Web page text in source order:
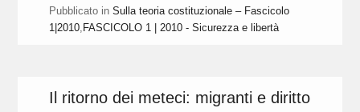
Pubblicato in Sulla teoria costituzionale – Fascicolo
1|2010, FASCICOLO 1 | 2010 - Sicurezza e libertà
Il ritorno dei meteci: migranti e diritto